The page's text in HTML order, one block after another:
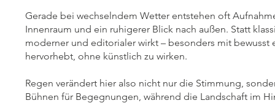
Gerade bei wechselndem Wetter entstehen oft
Innenraum und ein ruhigerer Blick nach außen. Statt
moderner und editorialer wirkt – besonders mit
hervorhebt, ohne künstlich zu wirken.
Regen verändert hier also nicht nur die Stimmung,
Bühnen für Begegnungen, während die Landschaft im